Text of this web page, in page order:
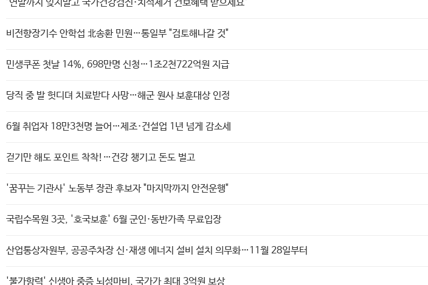
"연말까지 잊지말고 국가건강검진·치석제거 건보혜택 받으세요"
비전향장기수 안학섭 北송환 민원…통일부 "검토해나갈 것"
민생쿠폰 첫날 14%, 698만명 신청…1조2천722억원 지급
당직 중 발 헛디뎌 치료받다 사망…해군 원사 보훈대상 인정
6월 취업자 18만3천명 늘어…제조·건설업 1년 넘게 감소세
걷기만 해도 포인트 착착!…건강 챙기고 돈도 벌고
'꿈꾸는 기관사' 노동부 장관 후보자 "마지막까지 안전운행"
국립수목원 3곳, '호국보훈' 6월 군인·동반가족 무료입장
산업통상자원부, 공공주차장 신·재생 에너지 설비 설치 의무화…11월 28일부터
'불가항력' 신생아 중증 뇌성마비, 국가가 최대 3억원 보상